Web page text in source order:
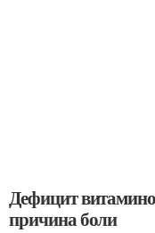
Дефицит
причина боли